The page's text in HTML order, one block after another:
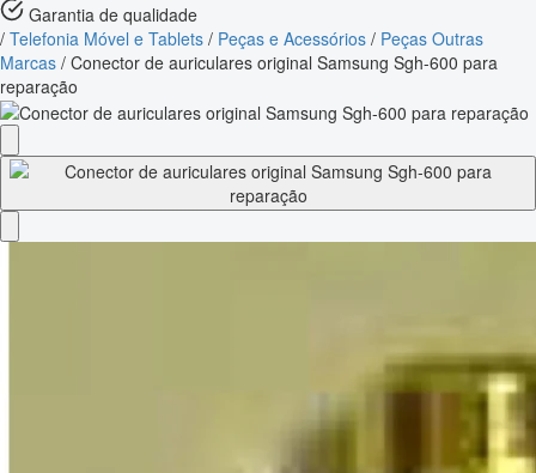
Garantia de qualidade
/ Telefonia Móvel e Tablets / Peças e Acessórios / Peças Outras
Marcas / Conector de auriculares original Samsung Sgh-600 para
reparação